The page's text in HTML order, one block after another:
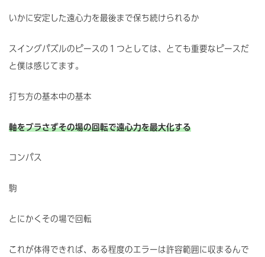
いかに安定した遠心力を最後まで保ち続けられるか
スイングパズルのピースの１つとしては、とても重要なピースだ
と僕は感じてます。
打ち方の基本中の基本
軸をブラさずその場の回転で遠心力を最大化する
コンパス
駒
とにかくその場で回転
これが体得できれば、ある程度のエラーは許容範囲に収まるんで